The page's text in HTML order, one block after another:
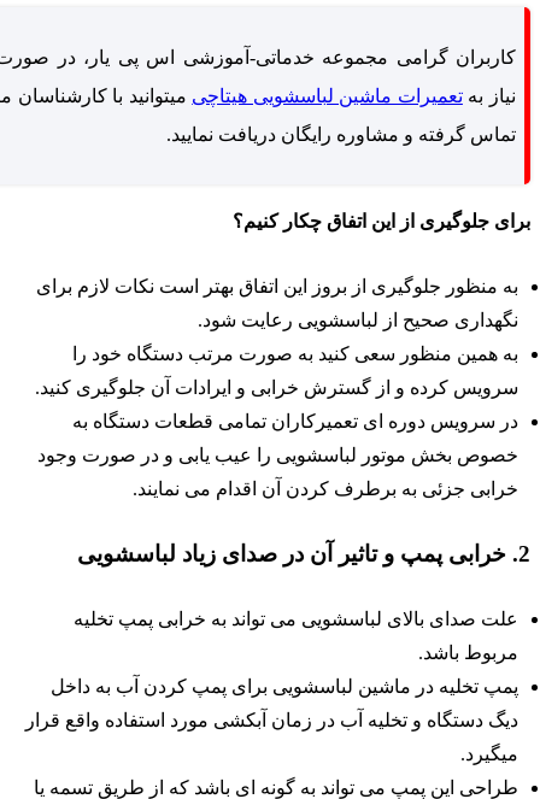
کاربران گرامی مجموعه خدماتی-آموزشی اس پی یار، در صورت
نیاز بهتعمیرات ماشین لباسشویی هیتاچیمیتوانید با کارشناسان ما
تماس گرفته و مشاوره رایگان دریافت نمایید.
جلوگیری از این اتفاق چکار کنیم؟
به منظور جلوگیری از بروز این اتفاق بهتر است نکات لازم برای
نگهداری صحیح از لباسشویی رعایت شود.
به همین منظور سعی کنید به صورت مرتب دستگاه خود را
سرویس کرده و از گسترش خرابی و ایرادات آن جلوگیری کنید.
در سرویس دوره ای تعمیرکاران تمامی قطعات دستگاه به
خصوص بخش موتور لباسشویی را عیب یابی و در صورت وجود
خرابی جزئی به برطرف کردن آن اقدام می نمایند.
علت صدای بالای لباسشویی می تواند به خرابی پمپ تخلیه
مربوط باشد.
پمپ تخلیه در ماشین لباسشویی برای پمپ کردن آب به داخل
دیگ دستگاه و تخلیه آب در زمان آبکشی مورد استفاده واقع قرار
میگیرد.
طراحی این پمپ می تواند به گونه ای باشد که از طریق تسمه یا